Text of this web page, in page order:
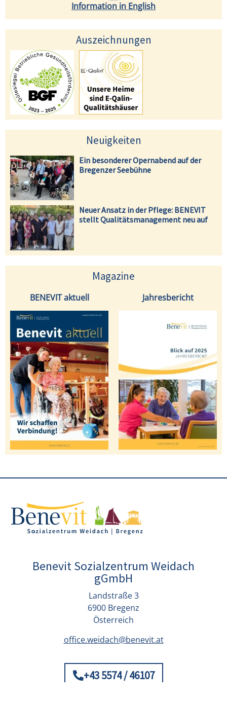
Information in English
Auszeichnungen
Neuigkeiten
Ein besonderer Opernabend auf der
Bregenzer Seebühne
Neuer Ansatz in der Pflege: BENEVIT
stellt Qualitätsmanagement neu auf
Magazine
BENEVIT aktuell Jahresbericht
Benevit Sozialzentrum Weidach
gGmbH
Landstraße 3
6900 Bregenz
Österreich
office.weidach@benevit.at
+43 5574 / 46107